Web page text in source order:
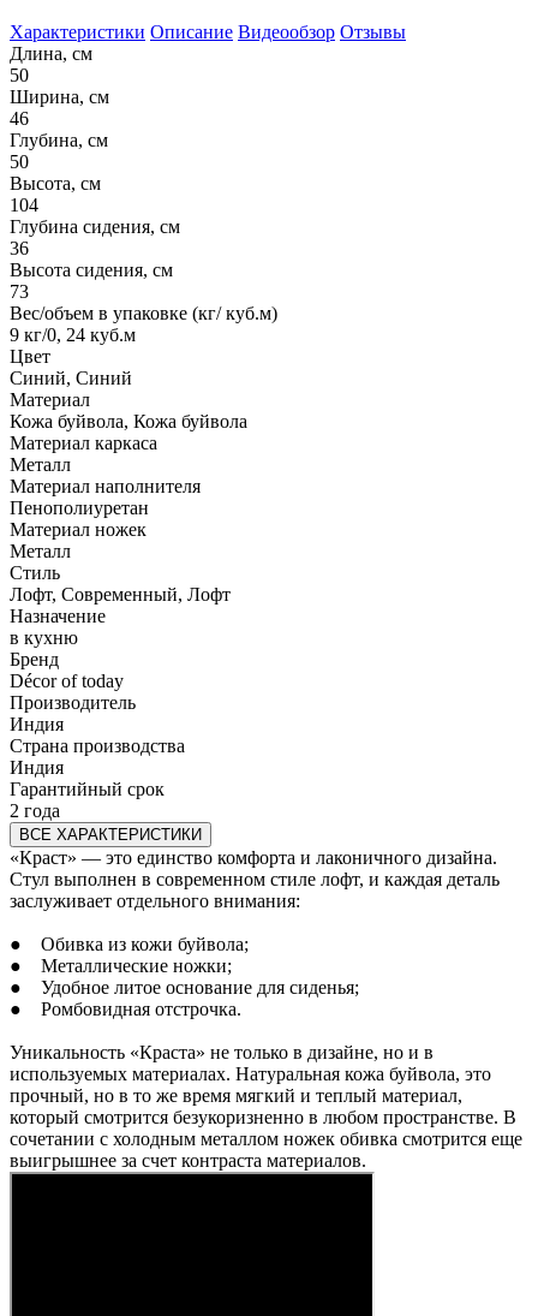
Характеристики Описание Видеообзор Отзывы
Длина, см
50
Ширина, см
46
Глубина, см
50
Высота, см
104
Глубина сидения, см
36
Высота сидения, см
73
Вес/объем в упаковке (кг/ куб.м)
9 кг/0, 24 куб.м
Цвет
Синий, Синий
Материал
Кожа буйвола, Кожа буйвола
Материал каркаса
Металл
Материал наполнителя
Пенополиуретан
Материал ножек
Металл
Стиль
Лофт, Современный, Лофт
Назначение
в кухню
Бренд
Décor of today
Производитель
Индия
Страна производства
Индия
Гарантийный срок
2 года
ВСЕ ХАРАКТЕРИСТИКИ
«Краст» — это единство комфорта и лаконичного дизайна.
Стул выполнен в современном стиле лофт, и каждая деталь
заслуживает отдельного внимания:
● Обивка из кожи буйвола;
● Металлические ножки;
● Удобное литое основание для сиденья;
● Ромбовидная отстрочка.
Уникальность «Краста» не только в дизайне, но и в
используемых материалах. Натуральная кожа буйвола, это
прочный, но в то же время мягкий и теплый материал,
который смотрится безукоризненно в любом пространстве. В
сочетании с холодным металлом ножек обивка смотрится еще
выигрышнее за счет контраста материалов.